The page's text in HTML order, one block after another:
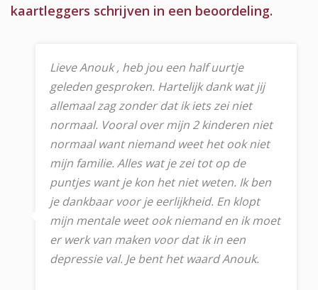
kaartleggers schrijven in een beoordeling.
Lieve Anouk , heb jou een half uurtje
geleden gesproken. Hartelijk dank wat jij
allemaal zag zonder dat ik iets zei niet
normaal. Vooral over mijn 2 kinderen niet
normaal want niemand weet het ook niet
mijn familie. Alles wat je zei tot op de
puntjes want je kon het niet weten. Ik ben
je dankbaar voor je eerlijkheid. En klopt
mijn mentale weet ook niemand en ik moet
er werk van maken voor dat ik in een
depressie val. Je bent het waard Anouk.